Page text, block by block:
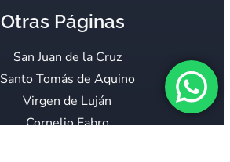
Otras Páginas
San Juan de la Cruz
Santo Tomás de Aquino
Virgen de Luján
Cornelio Fabro